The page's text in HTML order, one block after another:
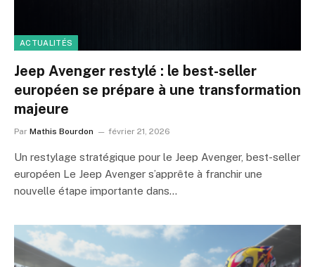
ACTUALITÉS
Jeep Avenger restylé : le best-seller
européen se prépare à une transformation
majeure
Par Mathis Bourdon février 21, 2026
Un restylage stratégique pour le Jeep Avenger, best-seller
européen Le Jeep Avenger s’apprête à franchir une
nouvelle étape importante dans…